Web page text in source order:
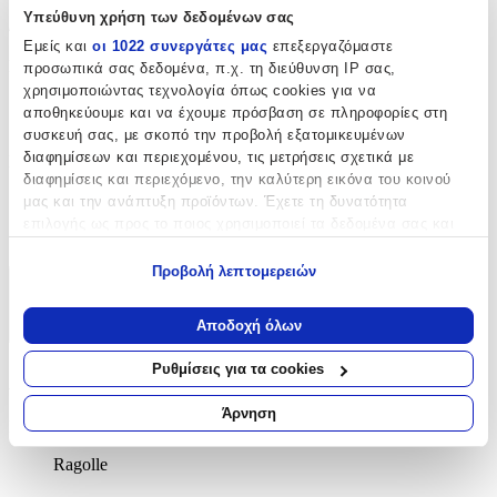
Υπεύθυνη χρήση των δεδομένων σας
Εμείς και οι 1022 συνεργάτες μας επεξεργαζόμαστε
προσωπικά σας δεδομένα, π.χ. τη διεύθυνση IP σας,
χρησιμοποιώντας τεχνολογία όπως cookies για να
αποθηκεύουμε και να έχουμε πρόσβαση σε πληροφορίες στη
συσκευή σας, με σκοπό την προβολή εξατομικευμένων
διαφημίσεων και περιεχομένου, τις μετρήσεις σχετικά με
διαφημίσεις και περιεχόμενο, την καλύτερη εικόνα του κοινού
μας και την ανάπτυξη προϊόντων. Έχετε τη δυνατότητα
Να συλλέξουμε πληροφορίες σχετικά με τη γεωγραφική
σας τοποθεσία, οι οποίες μπορεί να είναι ακριβείς σε
απόσταση μερικών μέτρων
Να αναγνωρίσουμε τη συσκευή σας σαρώνοντας ενεργά
για συγκεκριμένα χαρακτηριστικά (δακτυλικό αποτύπωμα)
Μάθετε περισσότερα σχετικά με τον τρόπο επεξεργασίας των
προσωπικών σας δεδομένων και καθορίστε τις προτιμήσεις σας
στηνενότητα “Λεπτομέρειες”
Προβολή λεπτομερειών
Αποδοχή όλων
Ρυθμίσεις για τα cookies
Άρνηση
Διαστάσεις
Πλάτος:
133
cm
Μήκος:
190
cm
Χαρακτηριστικά
Κατασκευαστής:
Ragolle